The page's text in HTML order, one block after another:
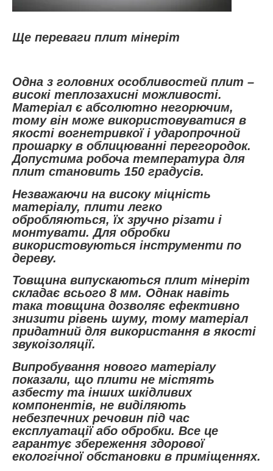
Ще переваги плит мінеріт
Одна з головних особливостей плит –
високі теплозахисні можливості.
Матеріал є абсолютно негорючим,
тому він може використовуватися в
якості вогнетривкої і ударопрочной
прошарку в облицюванні перегородок.
Допустима робоча температура для
плит становить 150 градусів.
Незважаючи на високу міцність
матеріалу, плити легко
обробляються, їх зручно різати і
монтувати. Для обробки
використовуються інструменти по
дереву.
Товщина випускаються плит мінеріт
складає всього 8 мм. Однак навіть
така товщина дозволяє ефективно
знизити рівень шуму, тому матеріал
придатний для використання в якості
звукоізоляції.
Випробування нового матеріалу
показали, що плити не містять
азбесту та інших шкідливих
компонентів, не виділяють
небезпечних речовин під час
експлуатації або обробки. Все це
гарантує збереження здорової
екологічної обстановки в приміщеннях.